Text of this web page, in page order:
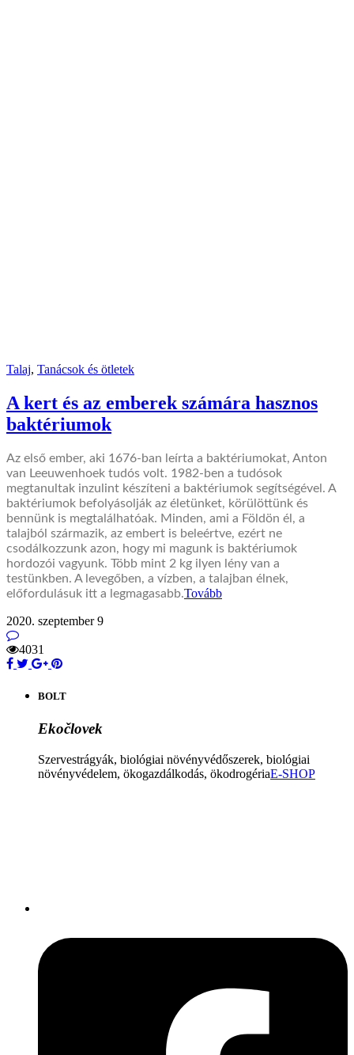
Talaj, Tanácsok és ötletek
A kert és az emberek számára hasznos
baktériumok
Az első ember, aki 1676-ban leírta a baktériumokat, Anton
van Leeuwenhoek tudós volt. 1982-ben a tudósok
megtanultak inzulint készíteni a baktériumok segítségével. A
baktériumok befolyásolják az életünket, körülöttünk és
bennünk is megtalálhatóak. Minden, ami a Földön él, a
talajból származik, az embert is beleértve, ezért ne
csodálkozzunk azon, hogy mi magunk is baktériumok
hordozói vagyunk. Több mint 2 kg ilyen lény van a
testünkben. A levegőben, a vízben, a talajban élnek,
előfordulásuk itt a legmagasabb.Tovább
2020. szeptember 9
4031
BOLT
Ekočlovek
Szervestrágyák, biológiai növényvédőszerek, biológiai
növényvédelem, ökogazdálkodás, ökodrogériaE-SHOP